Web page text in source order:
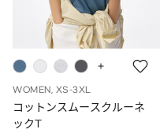
WOMEN, XS-3XL
コットンスムースクルーネ
ックT